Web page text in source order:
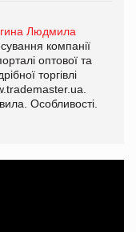
Людмила
компанії
оптової та
торгівлі
Особливості.